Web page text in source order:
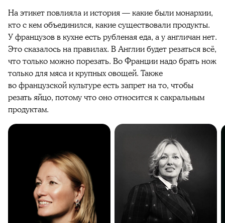
На этикет повлияла и история — какие были монархии,
кто с кем объединился, какие существовали продукты.
У французов в кухне есть рубленая еда, а у англичан нет.
Это сказалось на правилах. В Англии будет резаться всё,
что только можно порезать. Во Франции надо брать нож
только для мяса и крупных овощей. Также
во французской культуре есть запрет на то, чтобы
резать яйцо, потому что оно относится к сакральным
продуктам.